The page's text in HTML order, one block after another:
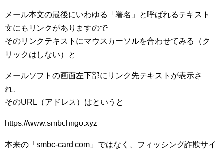
メール本文の最後にいわゆる「署名」と呼ばれるテキスト
文にもリンクがありますので
そのリンクテキストにマウスカーソルを合わせてみる（ク
リックはしない）と
メールソフトの画面左下部にリンク先テキストが表示さ
れ、
そのURL（アドレス）はというと
https://www.smbchngo.xyz
本来の「smbc-card.com」ではなく、フィッシング詐欺サイ